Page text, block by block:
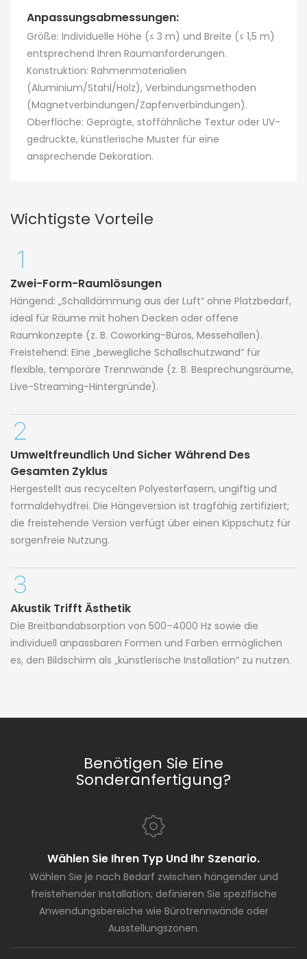
Anpassungsabmessungen:
Größe: Individuelle Höhe (≤ 3 m) und Breite (≤ 1,5 m)
entsprechend Ihren Raumanforderungen.
Konstruktion: Rahmenmaterialien
(Aluminium/Stahl/Holz), Verbindungsmethoden
(Magnetverbindungen/Zapfenverbindungen).
Oberfläche: Geprägte, stoffähnliche Textur oder UV-
gedruckte, künstlerische Muster für eine
ansprechende Dekoration.
Wichtigste Vorteile
Zwei-Form-Raumlösungen
Hängend: „Schalldämmung aus der Luft“ ohne Platzbedarf,
ideal für Räume mit hohen Decken oder offene
Raumkonzepte (z. B. Coworking-Büros, Messehallen).
Freistehend: Eine „bewegliche Schallschutzwand“ für
flexible, temporäre Trennwände (z. B. Besprechungsräume,
Live-Streaming-Hintergründe).
Umweltfreundlich Und Sicher Während Des
Gesamten Zyklus
Hergestellt aus recycelten Polyesterfasern, ungiftig und
formaldehydfrei. Die Hängeversion ist tragfähig zertifiziert;
die freistehende Version verfügt über einen Kippschutz für
sorgenfreie Nutzung.
Akustik Trifft Ästhetik
Die Breitbandabsorption von 500–4000 Hz sowie die
individuell anpassbaren Formen und Farben ermöglichen
es, den Bildschirm als „künstlerische Installation“ zu nutzen.
Benötigen Sie Eine
Sonderanfertigung?
Wählen Sie Ihren Typ Und Ihr Szenario.
Wählen Sie je nach Bedarf zwischen hängender und
freistehender Installation; definieren Sie spezifische
Anwendungsbereiche wie Bürotrennwände oder
Ausstellungszonen.